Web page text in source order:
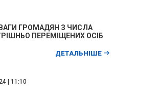
| 11:10
ГРОМАДЯН З ЧИСЛА
ПЕРЕМІЩЕНИХ ОСІБ
ДЕТАЛЬНІШЕ